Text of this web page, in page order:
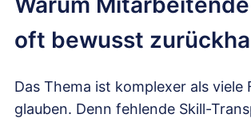
oft bewusst
Das Thema ist komplexer als viele
glauben. Denn fehlende Skill-